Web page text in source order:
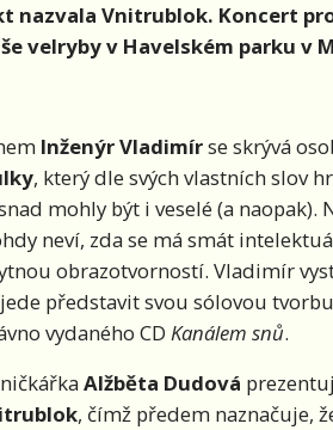
nazvala Vnitrublok. Koncert
velryby v Havelském parku v
Inženýr Vladimírse skrývá
, který dle svých vlastních slov
mohly být i veselé (a
neví, zda se má smát
obrazotvorností. Vladimír
představit svou sólovou
vydaného CD Kanálem snů.
Alžběta Dudová
, čímž předem naznačuje,